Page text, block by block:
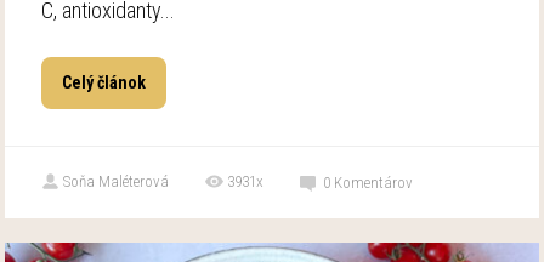
C, antioxidanty...
Celý článok
Soňa Maléterová 3931x 0 Komentárov